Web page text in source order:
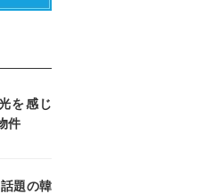
を感じ
件
題の韓